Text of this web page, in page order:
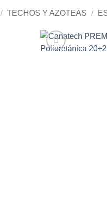
/ TECHOS Y AZOTEAS /